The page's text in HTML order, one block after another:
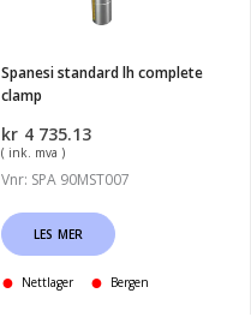
Spanesi standard lh complete
clamp
kr 4 735.13
( ink. mva )
Vnr: SPA 90MST007
LES MER
Nettlager Bergen